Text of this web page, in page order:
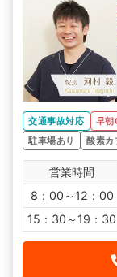
交通事故対応 早朝
駐車場あり
酸素カ
営業時間
8：00～12：00
15：30～19：30